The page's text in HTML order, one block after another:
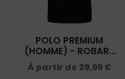
POLO PREMIUM
(HOMME) - ROBART
PHILIPPE - NOIR -
BCU426
À partir de 29,99 €